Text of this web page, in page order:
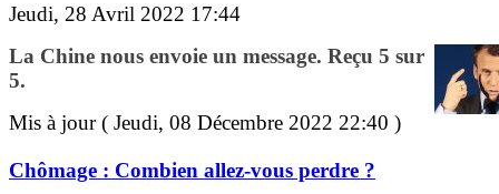
Jeudi, 28 Avril 2022 17:44
La Chine nous envoie un message. Reçu 5 sur
5.
Mis à jour ( Jeudi, 08 Décembre 2022 22:40 )
Chômage : Combien allez-vous perdre ?